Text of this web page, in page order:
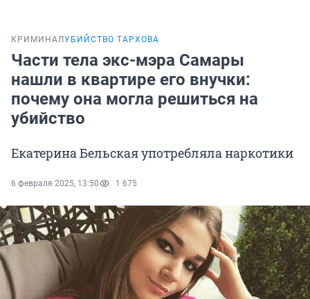
КРИМИНАЛУБИЙСТВО ТАРХОВА
Части тела экс-мэра Самары
нашли в квартире его внучки:
почему она могла решиться на
убийство
Екатерина Бельская употребляла наркотики
6 февраля 2025, 13:50 1 675